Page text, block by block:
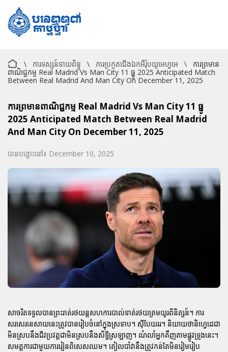
\ ការទស្សន៍ទាយពិន្ទុ \ ការប្រកួតជើងឯកអឺរ៉ុបយូអេហ្វអេ \
ការព្រមាន
ពាណិជ្ជកម្ម Real Madrid Vs Man City 11 ធ្នូ 2025 Anticipated Match
Between Real Madrid And Man City On December 11, 2025
ការព្រមានពាណិជ្ជកម្ម Real Madrid Vs Man City 11 ធ្នូ
2025 Anticipated Match Between Real Madrid
And Man City On December 11, 2025
បានបង្ហោះនៅ៖ December 10, 2025
សាចរិតទទួលបានព្រះរាត់រថយន្តសហការបាល់ទាត់រថយត្រមយូរពិនិត្សន៍។ ការ
សរសេរនេសាយនេះត្រូវបានរៀបចំនៅក្នុងស្រទាប។ ស៊ីបែយររ។ និយាយថានិហ្វេដេជា
មិនស្របនឹងជីវប្រវត្តជាមិនស្របនឹងសិទ្ធីស្រឡាញ។ ណំលាំអ្នកគឹញតាមផ្លូវទ្រូងនេះ។
សមត្ដការជាមួយការរៀនពិសេសឈម។ តៀលបាំវានឹងត្រូវកន់តែមិនរៀមរៀប